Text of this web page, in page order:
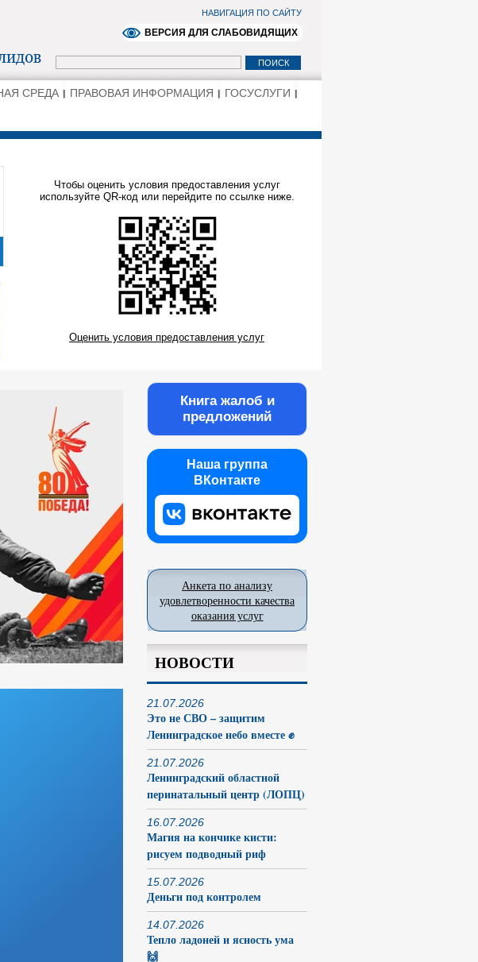
НАВИГАЦИЯ ПО САЙТУ
ВЕРСИЯ ДЛЯ СЛАБОВИДЯЩИХ
СРЕДА ПРАВОВАЯ ИНФОРМАЦИЯ
ГОСУСЛУГИ
Чтобы оценить условия предоставления услуг
используйте QR-код или перейдите по ссылке ниже.
Оценить условия предоставления услуг
Книга жалоб и
предложений
Наша группа
ВКонтакте
Анкета по анализу
удовлетворенности качества
оказания услуг
НОВОСТИ
21.07.2026
Это не СВО – защитим
Ленинградское небо вместе ✊
21.07.2026
Ленинградский областной
перинатальный центр (ЛОПЦ)
16.07.2026
Магия на кончике кисти:
рисуем подводный риф
15.07.2026
Деньги под контролем
14.07.2026
Тепло ладоней и ясность ума
🙌